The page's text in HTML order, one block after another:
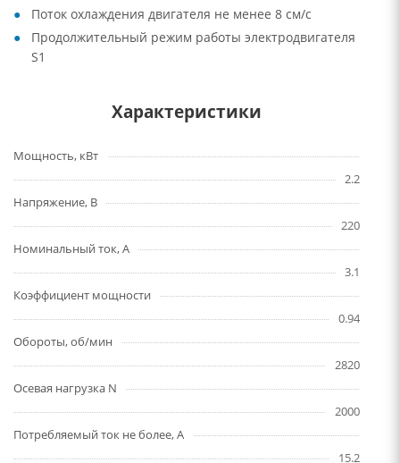
Поток охлаждения двигателя не менее 8 см/с
Продолжительный режим работы электродвигателя
S1
Характеристики
Мощность, кВт
2.2
Напряжение, В
220
Номинальный ток, А
3.1
Коэффициент мощности
0.94
Обороты, об/мин
2820
Осевая нагрузка N
2000
Потребляемый ток не более, А
15.2